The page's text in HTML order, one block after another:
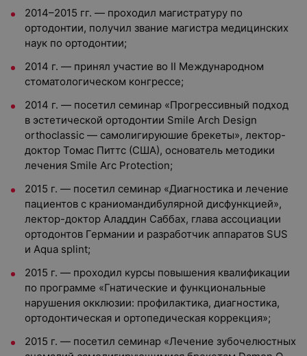
2014–2015 гг. — проходил магистратуру по
ортодонтии, получил звание магистра медицинских
наук по ортодонтии;
2014 г. — принял участие во II Международном
стоматологическом конгрессе;
2014 г. — посетил семинар «Прогрессивный подход
в эстетической ортодонтии Smile Arch Design
orthoclassic — самолигируюшие брекеты», лектор-
доктор Томас Питтс (США), основатель методики
лечения Smile Arc Protection;
2015 г. — посетил семинар «Диагностика и лечение
пациентов с краниомандибулярной дисфункцией»,
лектор-доктор Аладдин Саббах, глава ассоциации
ортодонтов Германии и разработчик аппаратов SUS
и Aqua splint;
2015 г. — проходил курсы повышения квалификации
по программе «Гнатические и функциональные
нарушения окклюзии: профилактика, диагностика,
ортодонтическая и ортопедическая коррекция»;
2015 г. — посетил семинар «Лечение зубочелюстных